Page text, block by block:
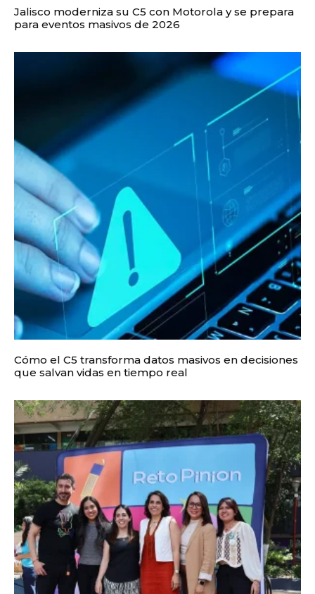
Jalisco moderniza su C5 con Motorola y se prepara
para eventos masivos de 2026
Cómo el C5 transforma datos masivos en decisiones
que salvan vidas en tiempo real